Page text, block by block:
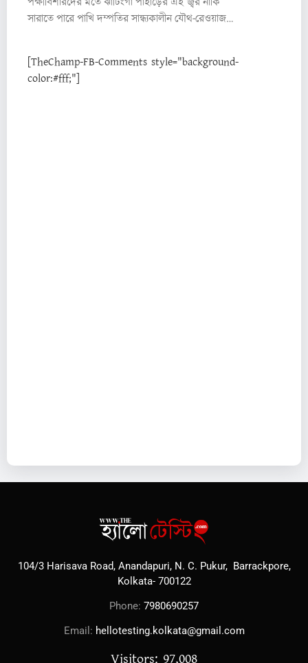
সারাতে পারে পাখি দম্পতির সান্ধ্যকালীন যৌথ-রেওয়াজ…
[TheChamp-FB-Comments style="background-
color:#fff;"]
104/3 Harisava Road, Anandapuri, N. C. Pukur, Barrackpore,
Kolkata- 700122
Phone: 7980690257
Email: hellotesting.kolkata@gmail.com
Visitors: 97,008